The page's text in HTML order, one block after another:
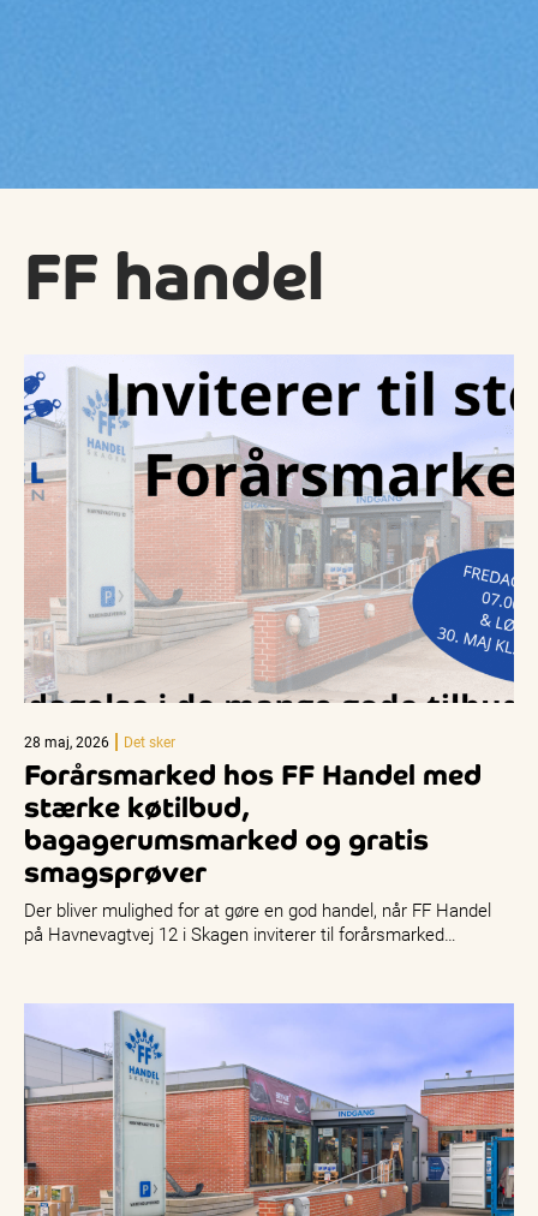
FF handel
28 maj, 2026 Det sker
Forårsmarked hos FF Handel med
stærke køtilbud,
bagagerumsmarked og gratis
smagsprøver
Der bliver mulighed for at gøre en god handel, når FF Handel
på Havnevagtvej 12 i Skagen inviterer til forårsmarked…